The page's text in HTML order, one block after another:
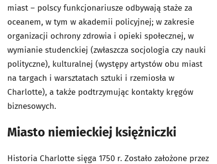
miast – polscy funkcjonariusze odbywają staże za
oceanem, w tym w akademii policyjnej; w zakresie
organizacji ochrony zdrowia i opieki społecznej, w
wymianie studenckiej (zwłaszcza socjologia czy nauki
polityczne), kulturalnej (występy artystów obu miast
na targach i warsztatach sztuki i rzemiosła w
Charlotte), a także podtrzymując kontakty kręgów
biznesowych.
Miasto niemieckiej księżniczki
Historia Charlotte sięga 1750 r. Zostało założone przez